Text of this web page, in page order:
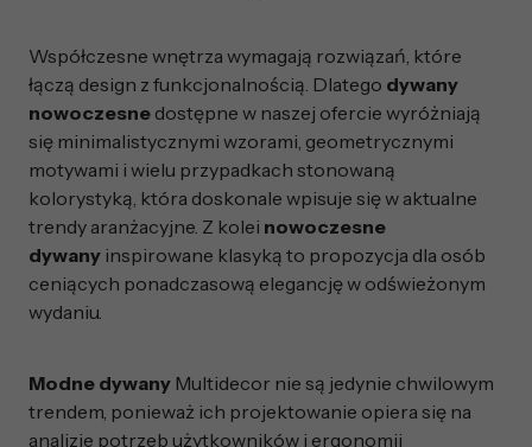
Współczesne wnętrza wymagają rozwiązań, które
łączą design z funkcjonalnością. Dlatego dywany
nowoczesne dostępne w naszej ofercie wyróżniają
się minimalistycznymi wzorami, geometrycznymi
motywami i wielu przypadkach stonowaną
kolorystyką, która doskonale wpisuje się w aktualne
trendy aranżacyjne. Z kolei nowoczesne
dywany inspirowane klasyką to propozycja dla osób
ceniących ponadczasową elegancję w odświeżonym
wydaniu.
Modne dywany Multidecor nie są jedynie chwilowym
trendem, ponieważ ich projektowanie opiera się na
analizie potrzeb użytkowników i ergonomii